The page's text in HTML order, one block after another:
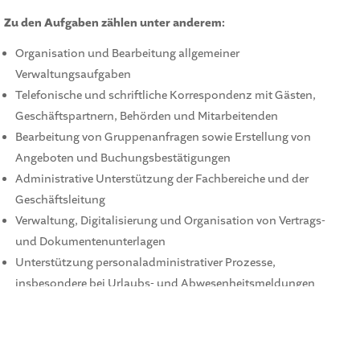
Zu den Aufgaben zählen unter anderem:
Organisation und Bearbeitung allgemeiner
Verwaltungsaufgaben
Telefonische und schriftliche Korrespondenz mit Gästen,
Geschäftspartnern, Behörden und Mitarbeitenden
Bearbeitung von Gruppenanfragen sowie Erstellung von
Angeboten und Buchungsbestätigungen
Administrative Unterstützung der Fachbereiche und der
Geschäftsleitung
Verwaltung, Digitalisierung und Organisation von Vertrags-
und Dokumentenunterlagen
Unterstützung personaladministrativer Prozesse,
insbesondere bei Urlaubs- und Abwesenheitsmeldungen